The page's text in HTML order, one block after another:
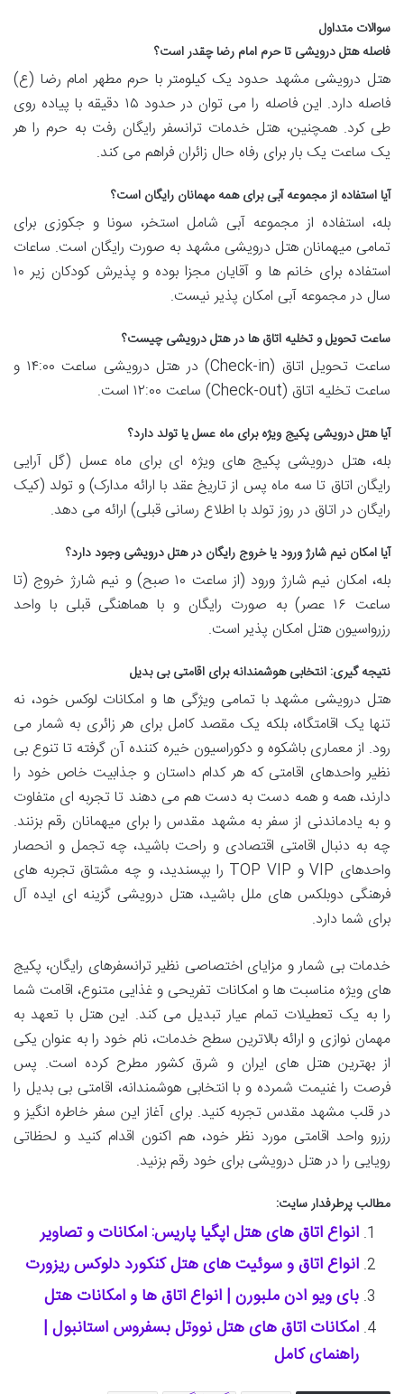
سوالات متداول
فاصله هتل درویشی تا حرم امام رضا چقدر است؟
هتل درویشی مشهد حدود یک کیلومتر با حرم مطهر امام رضا (ع)
فاصله دارد. این فاصله را می توان در حدود ۱۵ دقیقه با پیاده روی
طی کرد. همچنین، هتل خدمات ترانسفر رایگان رفت به حرم را هر
یک ساعت یک بار برای رفاه حال زائران فراهم می کند.
آیا استفاده از مجموعه آبی برای همه مهمانان رایگان است؟
بله، استفاده از مجموعه آبی شامل استخر، سونا و جکوزی برای
تمامی میهمانان هتل درویشی مشهد به صورت رایگان است. ساعات
استفاده برای خانم ها و آقایان مجزا بوده و پذیرش کودکان زیر ۱۰
سال در مجموعه آبی امکان پذیر نیست.
ساعت تحویل و تخلیه اتاق ها در هتل درویشی چیست؟
ساعت تحویل اتاق (Check-in) در هتل درویشی ساعت ۱۴:۰۰ و
ساعت تخلیه اتاق (Check-out) ساعت ۱۲:۰۰ است.
آیا هتل درویشی پکیج ویژه برای ماه عسل یا تولد دارد؟
بله، هتل درویشی پکیج های ویژه ای برای ماه عسل (گل آرایی
رایگان اتاق تا سه ماه پس از تاریخ عقد با ارائه مدارک) و تولد (کیک
رایگان در اتاق در روز تولد با اطلاع رسانی قبلی) ارائه می دهد.
آیا امکان نیم شارژ ورود یا خروج رایگان در هتل درویشی وجود دارد؟
بله، امکان نیم شارژ ورود (از ساعت ۱۰ صبح) و نیم شارژ خروج (تا
ساعت ۱۶ عصر) به صورت رایگان و با هماهنگی قبلی با واحد
رزرواسیون هتل امکان پذیر است.
نتیجه گیری: انتخابی هوشمندانه برای اقامتی بی بدیل
هتل درویشی مشهد با تمامی ویژگی ها و امکانات لوکس خود، نه
تنها یک اقامتگاه، بلکه یک مقصد کامل برای هر زائری به شمار می
رود. از معماری باشکوه و دکوراسیون خیره کننده آن گرفته تا تنوع بی
نظیر واحدهای اقامتی که هر کدام داستان و جذابیت خاص خود را
دارند، همه و همه دست به دست هم می دهند تا تجربه ای متفاوت
و به یادماندنی از سفر به مشهد مقدس را برای میهمانان رقم بزنند.
چه به دنبال اقامتی اقتصادی و راحت باشید، چه تجمل و انحصار
واحدهای VIP و TOP VIP را بپسندید، و چه مشتاق تجربه های
فرهنگی دوبلکس های ملل باشید، هتل درویشی گزینه ای ایده آل
برای شما دارد.
خدمات بی شمار و مزایای اختصاصی نظیر ترانسفرهای رایگان، پکیج
های ویژه مناسبت ها و امکانات تفریحی و غذایی متنوع، اقامت شما
را به یک تعطیلات تمام عیار تبدیل می کند. این هتل با تعهد به
مهمان نوازی و ارائه بالاترین سطح خدمات، نام خود را به عنوان یکی
از بهترین هتل های ایران و شرق کشور مطرح کرده است. پس
فرصت را غنیمت شمرده و با انتخابی هوشمندانه، اقامتی بی بدیل را
در قلب مشهد مقدس تجربه کنید. برای آغاز این سفر خاطره انگیز و
رزرو واحد اقامتی مورد نظر خود، هم اکنون اقدام کنید و لحظاتی
رویایی را در هتل درویشی برای خود رقم بزنید.
مطالب پرطرفدار سایت:
انواع اتاق های هتل اپگیا پاریس: امکانات و تصاویر
انواع اتاق و سوئیت های هتل کنکورد دلوکس ریزورت
بای ویو ادن ملبورن | انواع اتاق ها و امکانات هتل
امکانات اتاق های هتل نووتل بسفروس استانبول |
راهنمای کامل